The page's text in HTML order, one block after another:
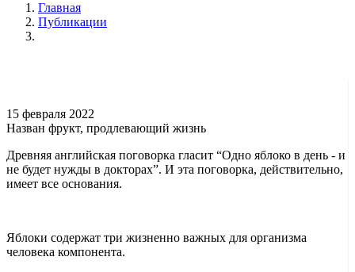
Главная
Публикации
15 февраля 2022
Назван фрукт, продлевающий жизнь
Древняя английская поговорка гласит “Одно яблоко в день - и
не будет нужды в докторах”. И эта поговорка, действительно,
имеет все основания.
Яблоки содержат три жизненно важных для организма
человека компонента.